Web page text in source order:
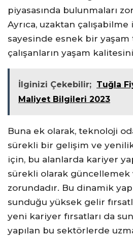
piyasasında bulunmaları
Ayrıca, uzaktan çalışabilme
sayesinde esnek bir yaşam
çalışanların yaşam
İlginizi Çekebilir; Tuğla
Maliyet Bilgileri 2023
Buna ek olarak, teknoloji
sürekli bir gelişim ve
için, bu alanlarda kariyer
sürekli olarak
zorundadır. Bu dinamik
sunduğu yüksek gelir
yeni kariyer fırsatları da
yapılan bu sektörlerde